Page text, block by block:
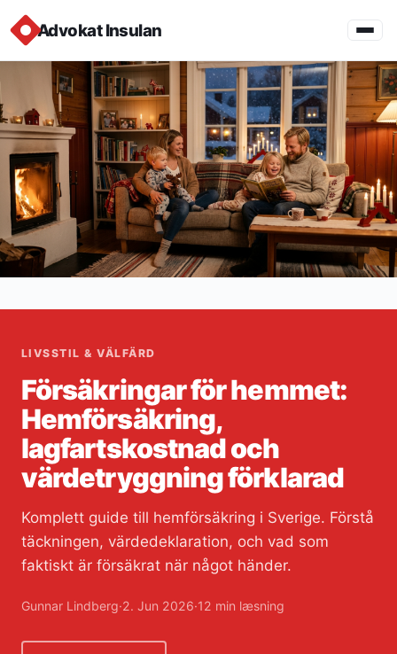
Advokat Insulan
LIVSSTIL & VÄLFÄRD
Försäkringar för hemmet:
Hemförsäkring,
lagfartskostnad och
värdetryggning förklarad
Komplett guide till hemförsäkring i Sverige. Förstå
täckningen, värdedeklaration, och vad som
faktiskt är försäkrat när något händer.
Gunnar Lindberg·2. Jun 2026·12 min læsning